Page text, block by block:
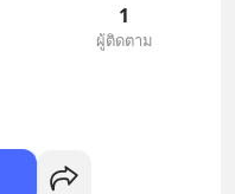
1
ผู้ติดตาม